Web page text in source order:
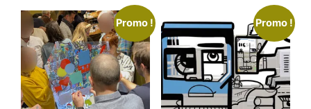
Promo ! Promo !